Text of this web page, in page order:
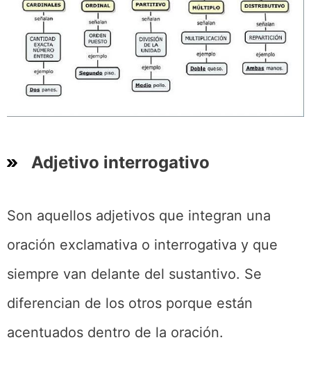
Adjetivo interrogativo
Son aquellos adjetivos que integran una
oración exclamativa o interrogativa y que
siempre van delante del sustantivo. Se
diferencian de los otros porque están
acentuados dentro de la oración.